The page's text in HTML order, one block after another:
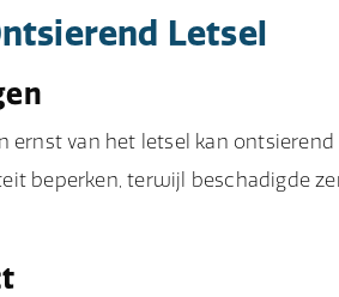
Letsel
ernst van het letsel kan
beperken, terwijl beschadigde